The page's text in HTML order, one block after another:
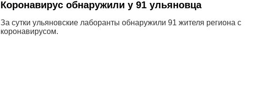
Коронавирус обнаружили у 91 ульяновца
За сутки ульяновские лаборанты обнаружили 91 жителя региона с
коронавирусом.